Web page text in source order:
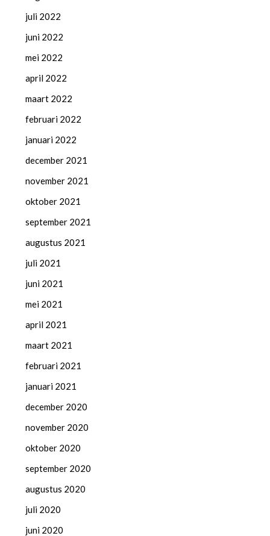
juli 2022
juni 2022
mei 2022
april 2022
maart 2022
februari 2022
januari 2022
december 2021
november 2021
oktober 2021
september 2021
augustus 2021
juli 2021
juni 2021
mei 2021
april 2021
maart 2021
februari 2021
januari 2021
december 2020
november 2020
oktober 2020
september 2020
augustus 2020
juli 2020
juni 2020